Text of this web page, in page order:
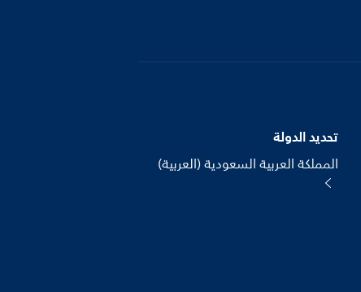
تحديد الدولة
المملكة العربية السعودية (العربية)